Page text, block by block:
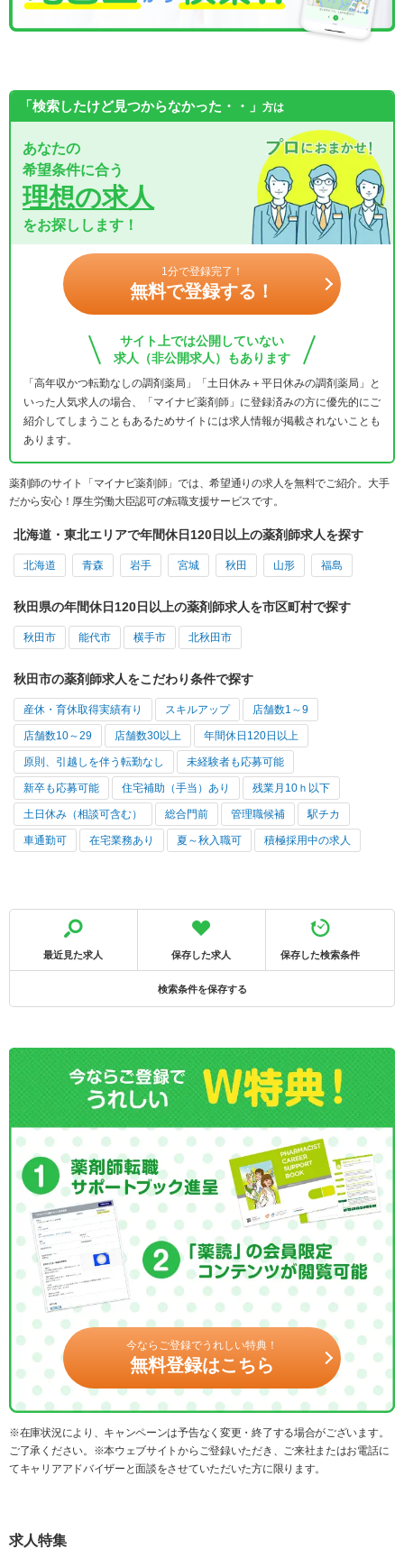
「検索したけど見つからなかった・・」 方は
あなたの
希望条件に合う
理想の求人
をお探しします！
1分で登録完了！
無料で登録する！
サイト上では公開していない
求人（非公開求人）もあります
「高年収かつ転勤なしの調剤薬局」「土日休み＋平日休みの調剤薬局」と
いった人気求人の場合、「マイナビ薬剤師」に登録済みの方に優先的にご
紹介してしまうこともあるためサイトには求人情報が掲載されないことも
あります。
薬剤師のサイト「マイナビ薬剤師」では、希望通りの求人を無料でご紹介。大手
だから安心！厚生労働大臣認可の転職支援サービスです。
北海道・東北エリアで年間休日120日以上の薬剤師求人を探す
北海道 青森 岩手 宮城 秋田 山形 福島
秋田県の年間休日120日以上の薬剤師求人を市区町村で探す
秋田市 能代市 横手市 北秋田市
秋田市の薬剤師求人をこだわり条件で探す
産休・育休取得実績有り スキルアップ 店舗数1～9
店舗数10～29 店舗数30以上 年間休日120日以上
原則、引越しを伴う転勤なし 未経験者も応募可能
新卒も応募可能 住宅補助（手当）あり 残業月10ｈ以下
土日休み（相談可含む） 総合門前 管理職候補 駅チカ
車通勤可 在宅業務あり 夏～秋入職可 積極採用中の求人
最近見た求人 保存した求人 保存した検索条件
検索条件を保存する
今ならご登録でうれしい特典！
無料登録はこちら
※在庫状況により、キャンペーンは予告なく変更・終了する場合がございます。
ご了承ください。※本ウェブサイトからご登録いただき、ご来社またはお電話に
てキャリアアドバイザーと面談をさせていただいた方に限ります。
求人特集